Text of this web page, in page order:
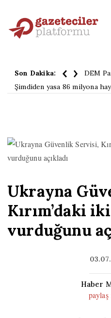
Son Dakika:
DEM
Şimdiden yasa 86 milyona
Ukrayna
Kırım’daki
vurduğunu
Haber
paylaş